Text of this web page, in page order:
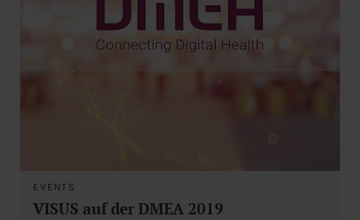
EVENTS
VISUS auf der DMEA 2019